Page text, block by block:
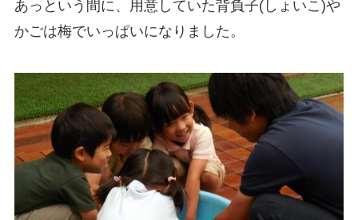
あっという間に、用意していた背負子(しょいこ)や
かごは梅でいっぱいになりました。